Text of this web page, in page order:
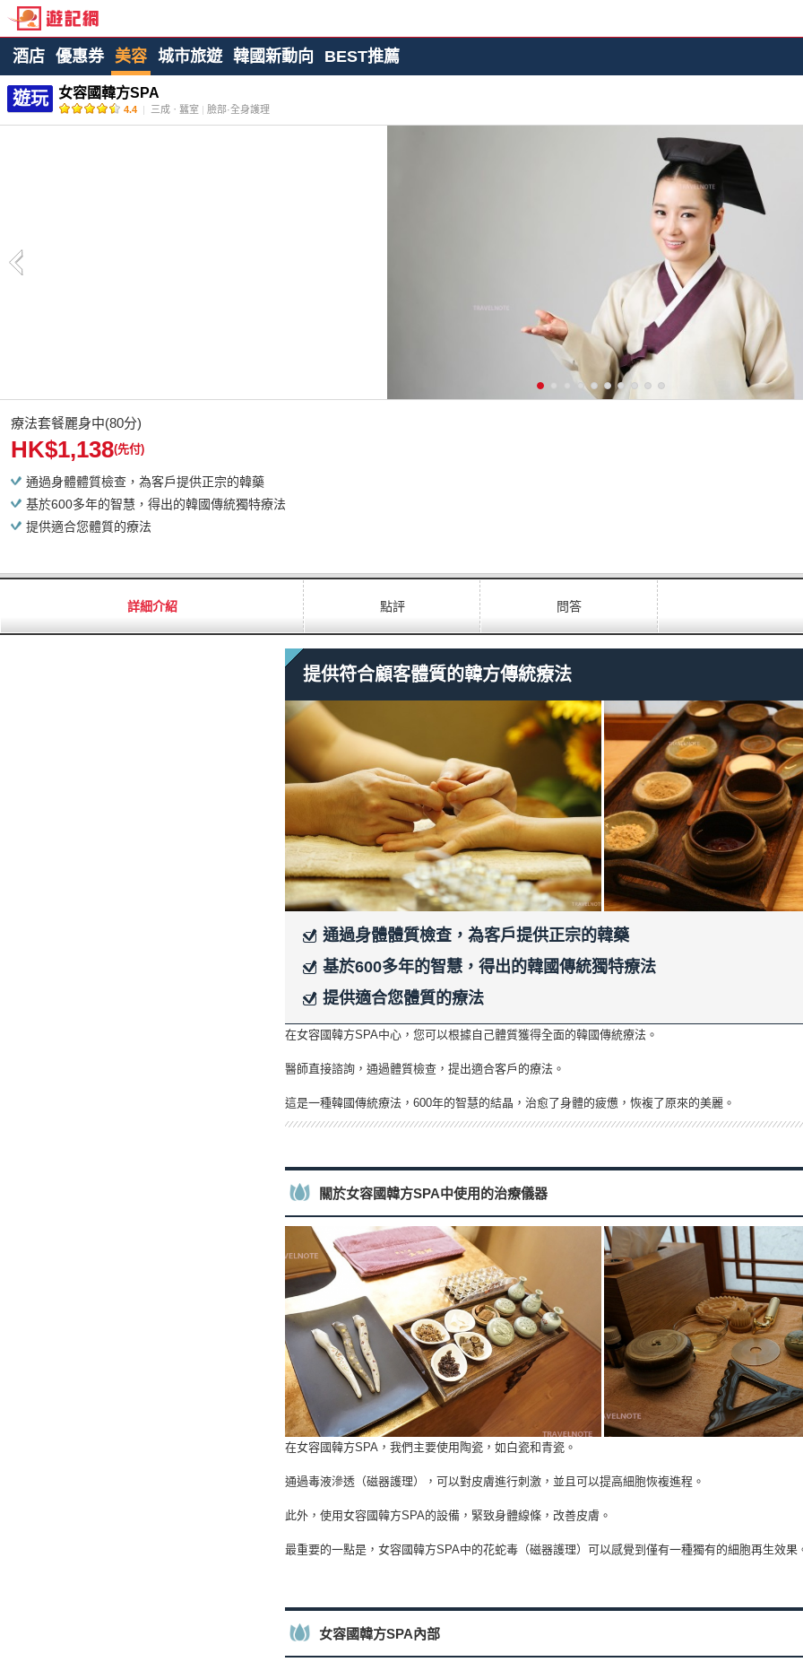
酒店 優惠券 美容 城市旅遊 韓國新動向 BEST推薦
遊玩 女容國韓方SPA
4.4 | 三成ㆍ蠶室 | 臉部·全身護理
療法套餐麗身中(80分)
HK$1,138(先付)
通過身體體質檢查，為客戶提供正宗的韓藥
基於600多年的智慧，得出的韓國傳統獨特療法
提供適合您體質的療法
詳細介紹 點評 問答
提供符合顧客體質的韓方傳統療法
通過身體體質檢查，為客戶提供正宗的韓藥
基於600多年的智慧，得出的韓國傳統獨特療法
提供適合您體質的療法
在女容國韓方SPA中心，您可以根據自己體質獲得全面的韓國傳統療法。
醫師直接諮詢，通過體質檢查，提出適合客戶的療法。
這是一種韓國傳統療法，600年的智慧的結晶，治愈了身體的疲憊，恢複了原來的美麗 。
關於女容國韓方SPA中使用的治療儀器
在女容國韓方SPA，我們主要使用陶瓷，如白瓷和青瓷。
通過毒液滲透（磁器護理），可以對皮膚進行刺激，並且可以提高細胞恢複進程。
此外，使用女容國韓方SPA的設備，緊致身體線條，改善皮膚。
最重要的一點是，女容國韓方SPA中的花蛇毒（磁器護理）可以感覺到僅有一種獨有的細胞再生效果
女容國韓方SPA內部